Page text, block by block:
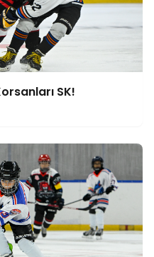
SK!